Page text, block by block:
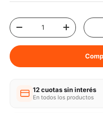
Cant.
Disminuir cantidadAumentar
12 cuotas sin interés
En todos los productos